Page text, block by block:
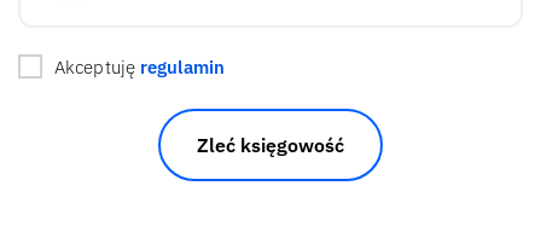
Akceptuję regulamin
Zleć księgowość